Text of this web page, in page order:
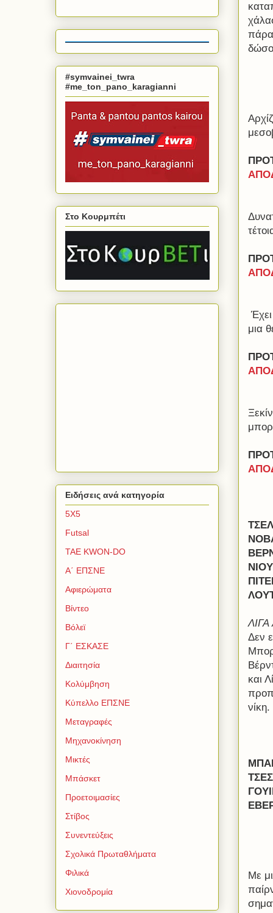
πάρα
μια
Δεν
και
Με
#symvainei_twra
#me_ton_pano_karagianni
Στο Κουρμπέτι
Ειδήσεις ανά κατηγορία
5Χ5
Futsal
TAE KWON-DO
Α΄ ΕΠΣΝΕ
Αφιερώματα
Βίντεο
Βόλεϊ
Γ΄ ΕΣΚΑΣΕ
Διαιτησία
Κολύμβηση
Κύπελλο ΕΠΣΝΕ
Μεταγραφές
Μηχανοκίνηση
Μικτές
Μπάσκετ
Προετοιμασίες
Στίβος
Συνεντεύξεις
Σχολικά Πρωταθλήματα
Φιλικά
Χιονοδρομία